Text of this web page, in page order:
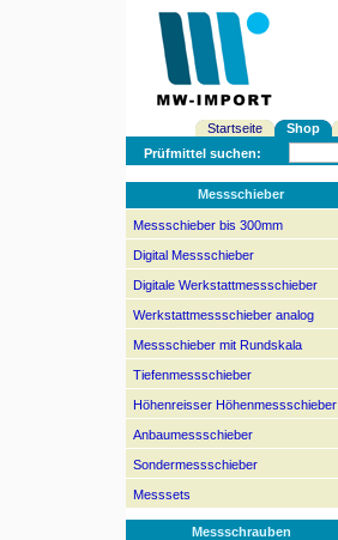
Startseite Shop
Prüfmittel suchen:
Messschieber
Messschieber bis 300mm
Digital Messschieber
Digitale Werkstattmessschieber
Werkstattmessschieber analog
Messschieber mit Rundskala
Tiefenmessschieber
Höhenreisser Höhenmessschieber
Anbaumessschieber
Sondermessschieber
Messsets
Messschrauben